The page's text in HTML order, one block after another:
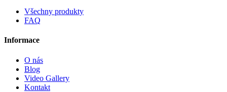
Všechny produkty
FAQ
Informace
O nás
Blog
Video Gallery
Kontakt